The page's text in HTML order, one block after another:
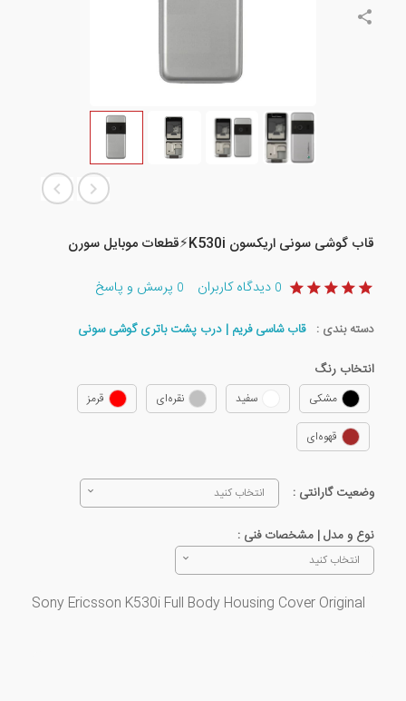
قاب گوشی سونی اریکسون K530i⚡️قطعات موبایل سورن
0 دیدگاه کاربران 0 پرسش و پاسخ
دسته بندی : قاب شاسی فریم | درب پشت باتری گوشی سونی
انتخاب رنگ
مشکی سفید نقره‌ای قرمز
قهوه‌ای
وضعیت گارانتی : انتخاب کنید
نوع و مدل | مشخصات فنی :
انتخاب کنید
Sony Ericsson K530i Full Body Housing Cover Original